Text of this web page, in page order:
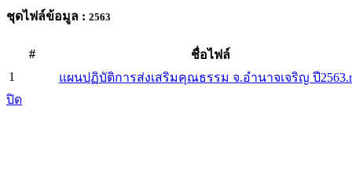
ชุดไฟล์ข้อมูล : 2563
#
ชื่อไฟล์
1
แผนปฏิบัติการส่งเสริมคุณธรรม จ.อำนาจเจริญ ปี
ปิด